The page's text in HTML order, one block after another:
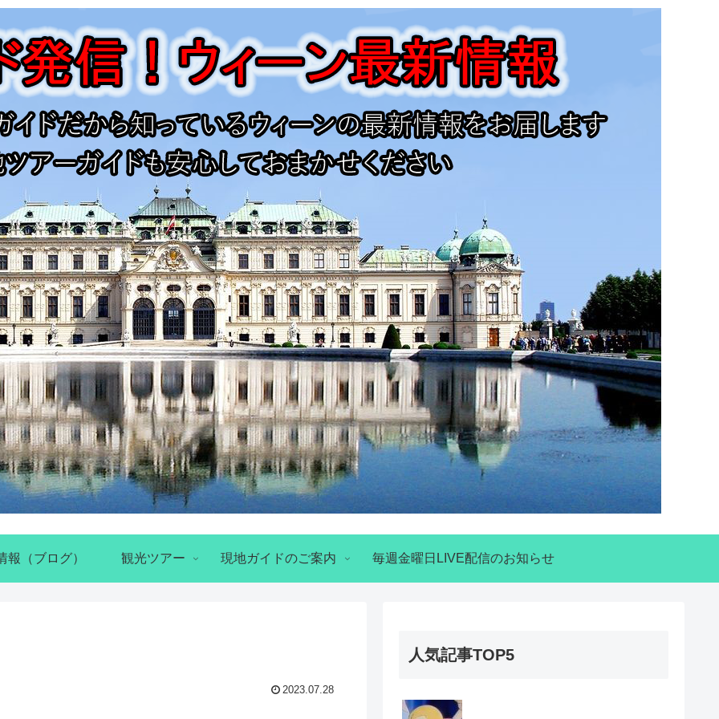
報（ブログ） 観光ツアー 現地ガイドのご案内 毎週金曜日LIVE配信のお知らせ
2023.07.28
人気記事TOP5